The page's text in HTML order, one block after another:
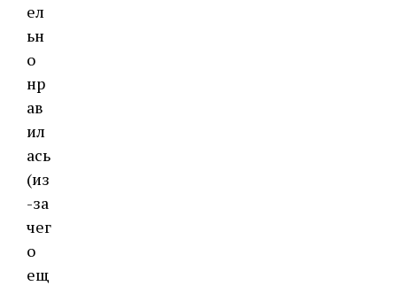
ел
ьн
о
нр
ав
ил
ась
(из
-за
чег
о
ещ